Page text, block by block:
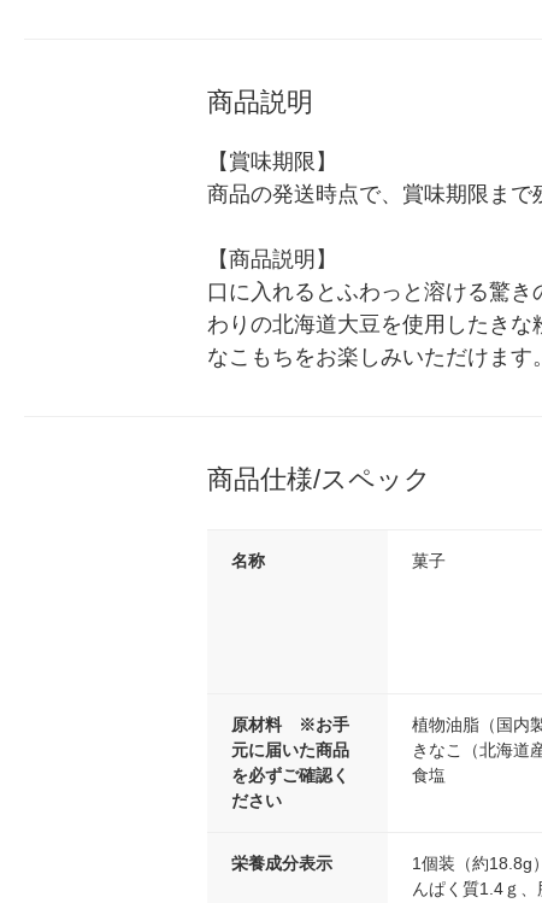
商品説明
【賞味期限】
商品の発送時点で、賞味期限まで
【商品説明】
口に入れるとふわっと溶ける驚
わりの北海道大豆を使用したき
なこもちをお楽しみいただけます。
商品仕様/スペック
名称 菓子
原材料 ※お手
元に届いた商品
を必ずご確認く
ださい
植物油脂（国内
きなこ（北海道
食塩
栄養成分表示
1個装（約18.8g
んぱく質1.4ｇ